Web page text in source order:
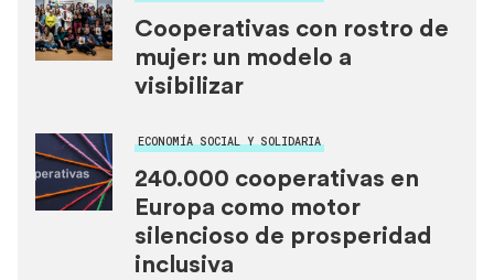
Cooperativas con rostro de
mujer: un modelo a
visibilizar
ECONOMÍA SOCIAL Y SOLIDARIA
240.000 cooperativas en
Europa como motor
silencioso de prosperidad
inclusiva